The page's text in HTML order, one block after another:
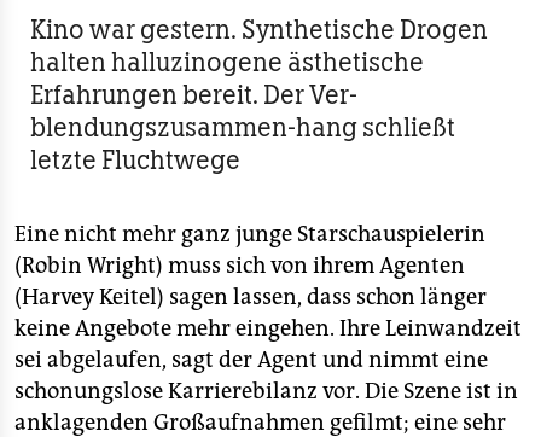
wahrheit
verlag
verlag
veranstaltungen
shop
fragen & hilfe
unterstützen
abo
genossenschaft
Kino war gestern. Synthetische Drogen
halten halluzinogene ästhetische
Erfahrungen bereit. Der Ver-
blendungszusammen-hang schließt
letzte Fluchtwege
Eine nicht mehr ganz junge Starschauspielerin
(Robin Wright) muss sich von ihrem Agenten
(Harvey Keitel) sagen lassen, dass schon länger
keine Angebote mehr eingehen. Ihre Leinwandzeit
sei abgelaufen, sagt der Agent und nimmt eine
schonungslose Karrierebilanz vor. Die Szene ist in
anklagenden Großaufnahmen gefilmt; eine sehr